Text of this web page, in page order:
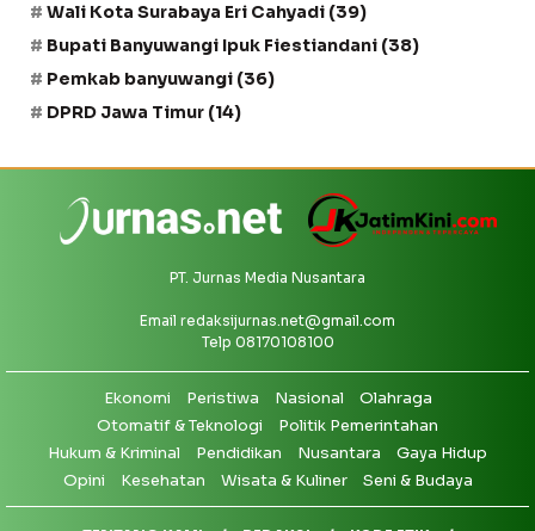
Wali Kota Surabaya Eri Cahyadi (39)
Bupati Banyuwangi Ipuk Fiestiandani (38)
Pemkab banyuwangi (36)
DPRD Jawa Timur (14)
PT. Jurnas Media Nusantara
Email redaksijurnas.net@gmail.com
Telp 08170108100
Ekonomi Peristiwa Nasional
Olahraga
Otomatif & Teknologi
Politik Pemerintahan
Hukum & Kriminal
Pendidikan Nusantara
Gaya Hidup
Opini
Kesehatan Wisata & Kuliner Seni & Budaya